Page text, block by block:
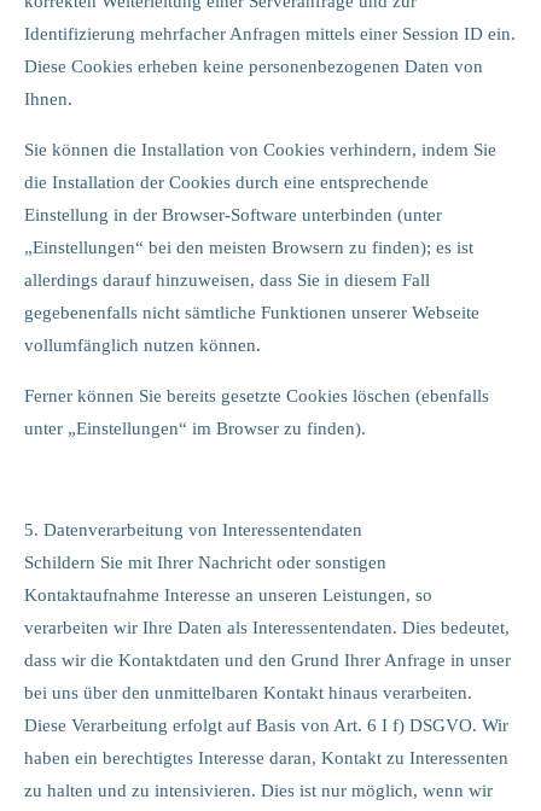
Identifizierung mehrfacher Anfragen mittels einer Session ID ein.
Diese Cookies erheben keine personenbezogenen Daten von
Ihnen.
Sie können die Installation von Cookies verhindern, indem Sie
die Installation der Cookies durch eine entsprechende
Einstellung in der Browser-Software unterbinden (unter
„Einstellungen“ bei den meisten Browsern zu finden); es ist
allerdings darauf hinzuweisen, dass Sie in diesem Fall
gegebenenfalls nicht sämtliche Funktionen unserer Webseite
vollumfänglich nutzen können.
Ferner können Sie bereits gesetzte Cookies löschen (ebenfalls
unter „Einstellungen“ im Browser zu finden).
5. Datenverarbeitung von Interessentendaten
Schildern Sie mit Ihrer Nachricht oder sonstigen
Kontaktaufnahme Interesse an unseren Leistungen, so
verarbeiten wir Ihre Daten als Interessentendaten. Dies bedeutet,
dass wir die Kontaktdaten und den Grund Ihrer Anfrage in unser
bei uns über den unmittelbaren Kontakt hinaus verarbeiten.
Diese Verarbeitung erfolgt auf Basis von Art. 6 I f) DSGVO. Wir
haben ein berechtigtes Interesse daran, Kontakt zu Interessenten
zu halten und zu intensivieren. Dies ist nur möglich, wenn wir